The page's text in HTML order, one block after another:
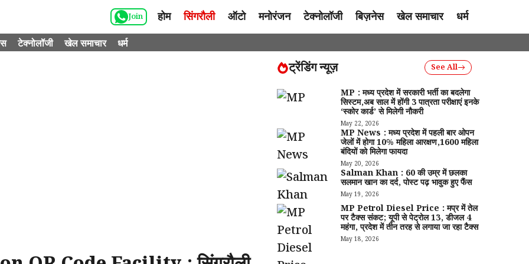
Join होम सिंगरौली ऑटो मनोरंजन टेक्नोलॉजी बिज़नेस खेल समाचार धर्म
टेक्नोलॉजी खेल समाचार धर्म
ट्रेंडिंग न्यूज़ See All
MP : मध्य प्रदेश में सरकारी भर्ती का बदलेगा
सिस्टम,अब साल में होंगी 3 पात्रता परीक्षाएं इनके
‘स्कोर कार्ड’ से मिलेगी नौकरी
May 22, 2026
MP News : मध्य प्रदेश में पहली बार ओपन
जेलों में होगा 10% महिला आरक्षण,1600 महिला
बंदियों को मिलेगा फायदा
May 20, 2026
Salman Khan : 60 की उम्र में छलका
सलमान खान का दर्द, पोस्ट पढ़ भावुक हुए फैंस
May 19, 2026
MP Petrol Diesel Price : मप्र में तेल
पर टैक्स संकट; यूपी से पेट्रोल ₹13, डीजल ₹4
महंगा, प्रदेश में तीन तरह से लगाया जा रहा टैक्स
May 18, 2026